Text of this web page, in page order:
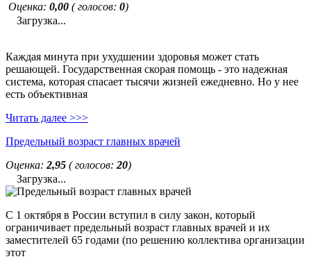
Оценка: 0,00 ( голосов: 0)
Загрузка...
Каждая минута при ухудшении здоровья может стать
решающей. Государственная скорая помощь - это надежная
система, которая спасает тысячи жизней ежедневно. Но у нее
есть объективная
Читать далее >>>
Предельный возраст главных врачей
Оценка: 2,95 ( голосов: 20)
Загрузка...
С 1 октября в России вступил в силу закон, который
ограничивает предельный возраст главных врачей и их
заместителей 65 годами (по решению коллектива организации
этот